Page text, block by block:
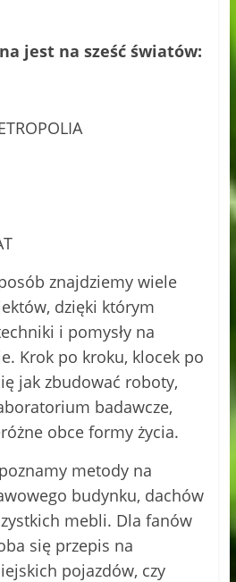
jest na sześć światów:
znajdziemy wiele
dzięki którym
i pomysły na
Krok po kroku, klocek po
jak zbudować roboty,
badawcze,
obce formy życia.
metody na
budynku, dachów
mebli. Dla fanów
się przepis na
pojazdów, czy